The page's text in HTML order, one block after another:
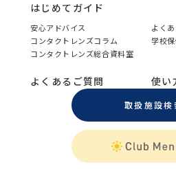
はじめてガイド
安心アドバイス
よく
コンタクトレンズコラム
学校
コンタクトレンズ総合資料室
よくあるご質問 使い
取扱施設検